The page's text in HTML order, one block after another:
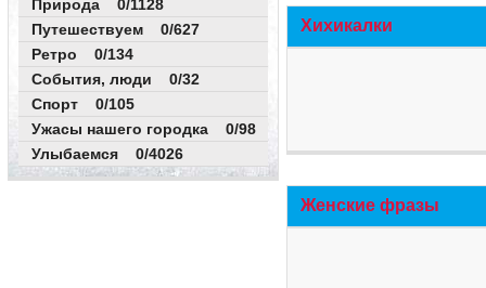
Природа 0/1128
Путешествуем 0/627
Ретро 0/134
События, люди 0/32
Спорт 0/105
Ужасы нашего городка 0/98
Улыбаемся 0/4026
Хихикалки
Женские фразы